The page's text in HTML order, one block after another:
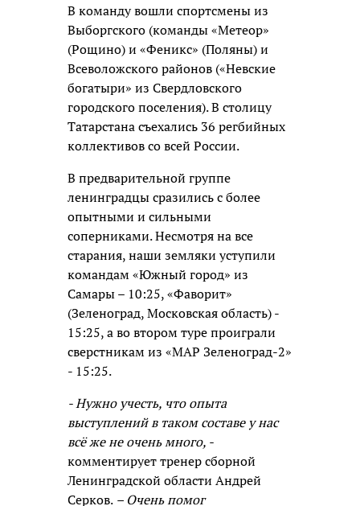
В команду вошли спортсмены из
Выборгского (команды «Метеор»
(Рощино) и «Феникс» (Поляны) и
Всеволожского районов («Невские
богатыри» из Свердловского
городского поселения). В столицу
Татарстана съехались 36 регбийных
коллективов со всей России.
В предварительной группе
ленинградцы сразились с более
опытными и сильными
соперниками. Несмотря на все
старания, наши земляки уступили
командам «Южный город» из
Самары – 10:25, «Фаворит»
(Зеленоград, Московская область) -
15:25, а во втором туре проиграли
сверстникам из «МАР Зеленоград-2»
- 15:25.
- Нужно учесть, что опыта
выступлений в таком составе у нас
всё же не очень много, -
комментирует тренер сборной
Ленинградской области Андрей
Серков. – Очень помог